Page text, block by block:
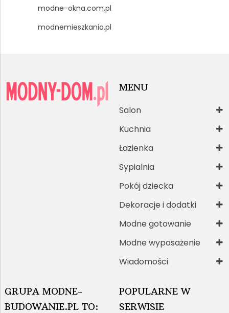
modne-okna.com.pl
modnemieszkania.pl
MENU
Salon
Kuchnia
Łazienka
Sypialnia
Pokój dziecka
Dekoracje i dodatki
Modne gotowanie
Modne wyposażenie
Wiadomości
GRUPA MODNE-
BUDOWANIE.PL TO:
POPULARNE W
SERWISIE